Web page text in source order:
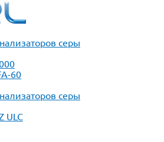
серы
60
серы
ULC